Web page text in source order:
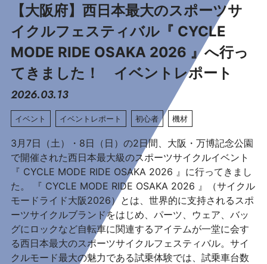
【大阪府】西日本最大のスポーツサ
イクルフェスティバル『 CYCLE
MODE RIDE OSAKA 2026 』へ行っ
てきました！ イベントレポート
2026.03.13
イベント イベントレポート 初心者 機材
3月7日（土）・8日（日）の2日間、大阪・万博記念公園
で開催された西日本最大級のスポーツサイクルイベント
『 CYCLE MODE RIDE OSAKA 2026 』に行ってきまし
た。 『 CYCLE MODE RIDE OSAKA 2026 』（サイクル
モードライド大阪2026）とは、世界的に支持されるスポ
ーツサイクルブランドをはじめ、パーツ、ウェア、バッ
グにロックなど自転車に関連するアイテムが一堂に会す
る西日本最大のスポーツサイクルフェスティバル。サイ
クルモード最大の魅力である試乗体験では、試乗車台数